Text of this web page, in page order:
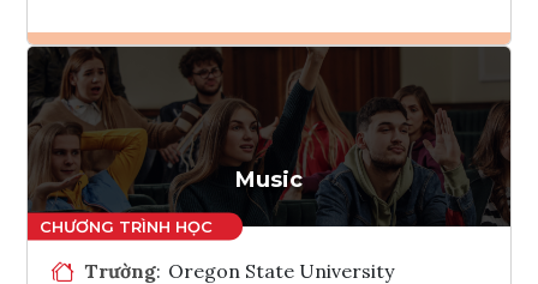
Ghi danh
Tham vấn Interlink
Music
Trường: Oregon State University